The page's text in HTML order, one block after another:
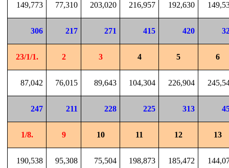
149,773 77,310 203,020 216,957 192,630
306 217 271 415 420
23/1/1. 2 3 4 5 6
87,042 76,015 89,643 104,304 226,904
247 211 228 225 313
1/8. 9 10 11 12 13
190,538 95,308 75,504 198,873 185,472